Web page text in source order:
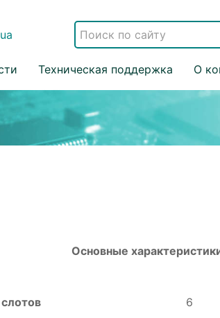
Техническая поддержка О
Основные
6